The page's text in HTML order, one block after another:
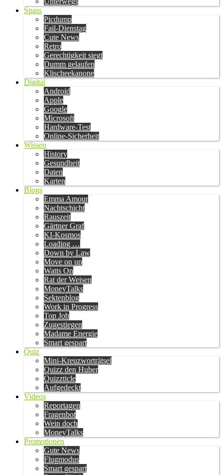
Spass
Picdump
Fail-Dienstag
Cute News
Retro
Gerechtigkeit siegt
Dumm gelaufen
Klischeekanone
Digital
Android
Apple
Google
Microsoft
Hardware-Test
Online-Sicherheit
Wissen
History
Gesundheit
Daten
Karten
Blogs
Emma Amour
Nachtschicht
Rauszeit
Gärtner Graf
KI-Kosmos
Loading …
Down by Law
Move on up
Watts On
Rat der Weisen
MoneyTalks
Sektenblog
Work in Progress
Top Job
Zugestiegen
Madame Energie
Smart gespart
Quiz
Mini-Kreuzworträtsel
Quizz den Huber
Quizzticle
Aufgedeckt
Videos
Reportagen
Fragenbot
Wein doch
MoneyTalks
Promotionen
Gute News
Flugmodus
Smart gespart